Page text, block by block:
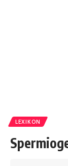
LEXIKON